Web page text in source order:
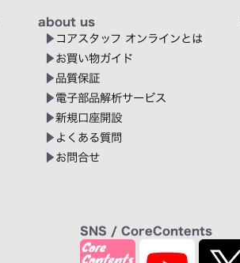
about us
コアスタッフ オンラインとは
お買い物ガイド
品質保証
電子部品解析サービス
新規口座開設
よくある質問
お問合せ
SNS / CoreContents